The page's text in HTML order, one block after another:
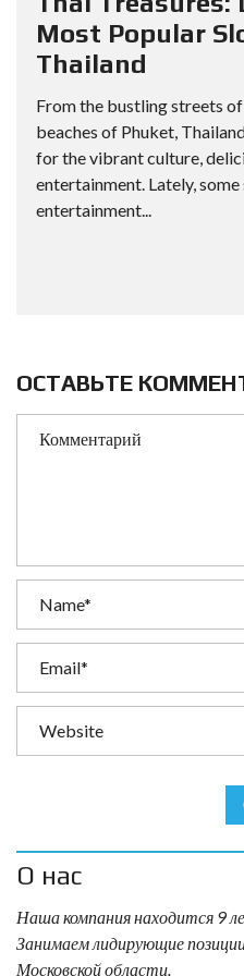
Most Popular
Thailand
From the bustling streets
beaches of Phuket,
for the vibrant culture,
entertainment. Lately,
entertainment...
ОСТАВЬТЕ
О нас
Наша компания находится 9
Занимаем лидирующие
Московской области.